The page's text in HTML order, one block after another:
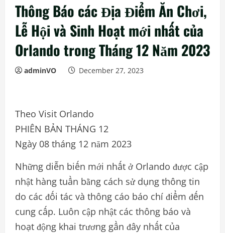
Thông Báo các Địa Điểm Ăn Chơi,
Lễ Hội và Sinh Hoạt mới nhất của
Orlando trong Tháng 12 Năm 2023
adminVO December 27, 2023
Theo Visit Orlando
PHIÊN BẢN THÁNG 12
Ngày 08 tháng 12 năm 2023
Những diễn biến mới nhất ở Orlando được cập
nhật hàng tuần bằng cách sử dụng thông tin
do các đối tác và thông cáo báo chí điểm đến
cung cấp. Luôn cập nhật các thông báo và
hoạt động khai trương gần đây nhất của